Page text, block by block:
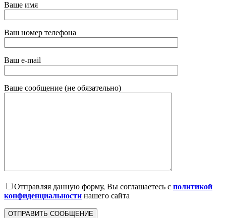
Ваше имя
Ваш номер телефона
Ваш e-mail
Ваше сообщение (не обязательно)
Отправляя данную форму, Вы соглашаетесь с политикой
конфиденциальности нашего сайта